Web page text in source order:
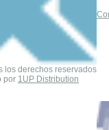
los derechos reservados
por 1UP Distribution